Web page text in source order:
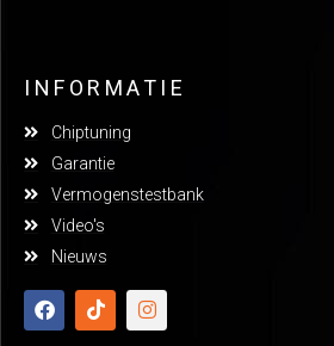
INFORMATIE
Chiptuning
Garantie
Vermogenstestbank
Video's
Nieuws